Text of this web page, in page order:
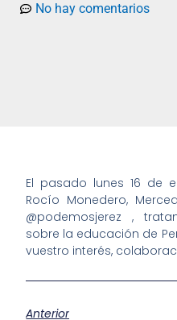
No hay comentarios
El pasado lunes 16 de
Rocío Monedero,
@podemosjerez ,
sobre la educación de
vuestro interés,
Anterior